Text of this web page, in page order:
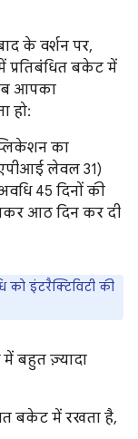
के वर्शन पर,
प्रतिबंधित बकेट में
आपका
हो:
का
लेवल 31)
45 दिनों की
आठ दिन कर दी
इंटरैक्टिविटी की
बहुत ज़्यादा
बकेट में रखता है,